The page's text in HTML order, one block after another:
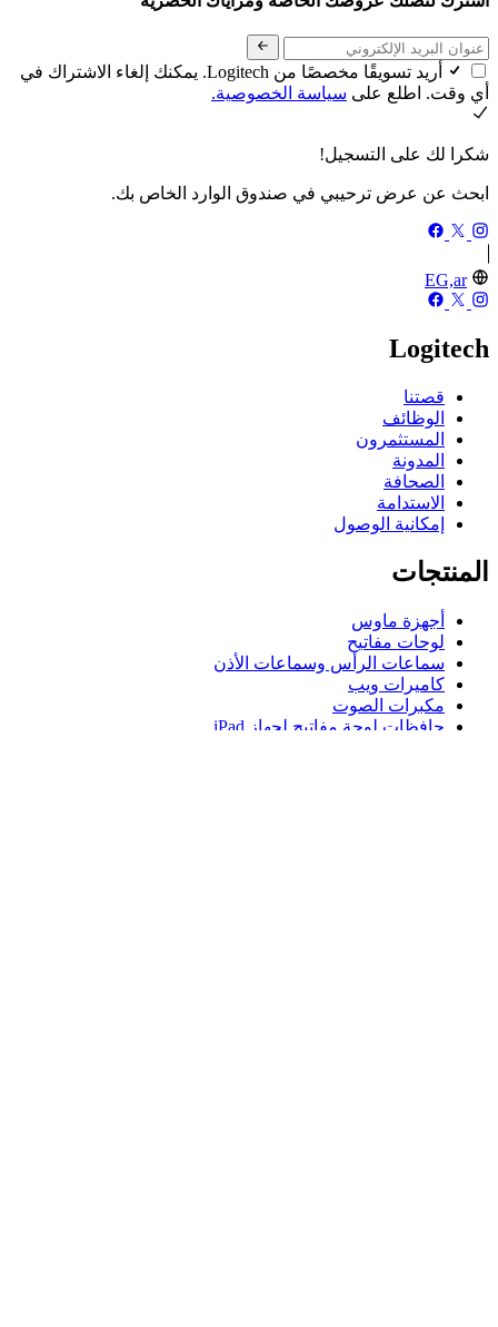
أريد تسويقًا مخصصًا من Logitech. يمكنك إلغاء الاشتراك في
أي وقت. اطلع على سياسة الخصوصية.
شكرا لك على التسجيل!
ابحث عن عرض ترحيبي في صندوق الوارد الخاص بك.
EG,ar
Logitech
قصتنا
الوظائف
المستثمرون
المدونة
الصحافة
الاستدامة
إمكانية الوصول
المنتجات
أجهزة ماوس
لوحات مفاتيح
سماعات الرأس وسماعات الأذن
كاميرات ويب
مكبرات الصوت
حافظات لوحة مفاتيح لجهاز iPad